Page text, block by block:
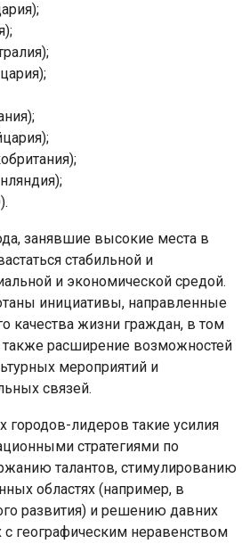
занявшие высокие места в
стабильной и
и экономической средой.
инициативы, направленные
качества жизни граждан, в том
также расширение возможностей
мероприятий и
связей.
городов-лидеров такие усилия
стратегиями по
талантов, стимулированию
областях (например, в
развития) и решению давних
географическим неравенством